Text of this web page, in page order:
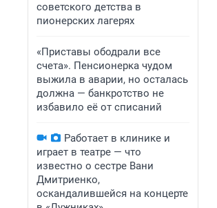
советского детства в
пионерских лагерях
«Приставы ободрали все
счета». Пенсионерка чудом
выжила в аварии, но осталась
должна — банкротство не
избавило её от списаний
Работает в клинике и
играет в театре — что
известно о сестре Вани
Дмитриенко,
оскандалившейся на концерте